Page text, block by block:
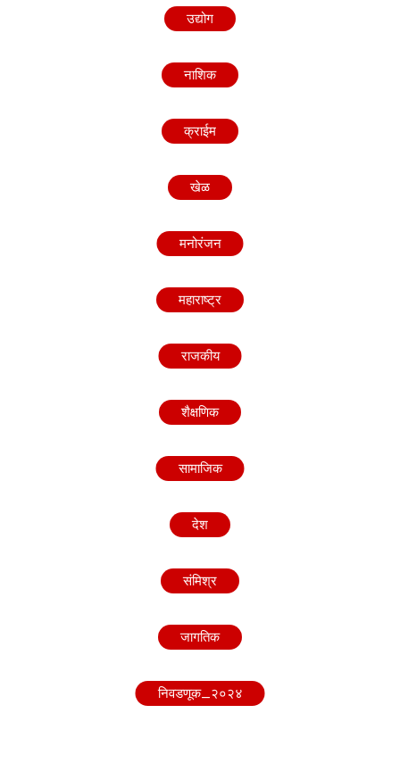
उद्योग
नाशिक
क्राईम
खेळ
मनोरंजन
महाराष्ट्र
राजकीय
शैक्षणिक
सामाजिक
देश
संमिश्र
जागतिक
निवडणूक_२०२४